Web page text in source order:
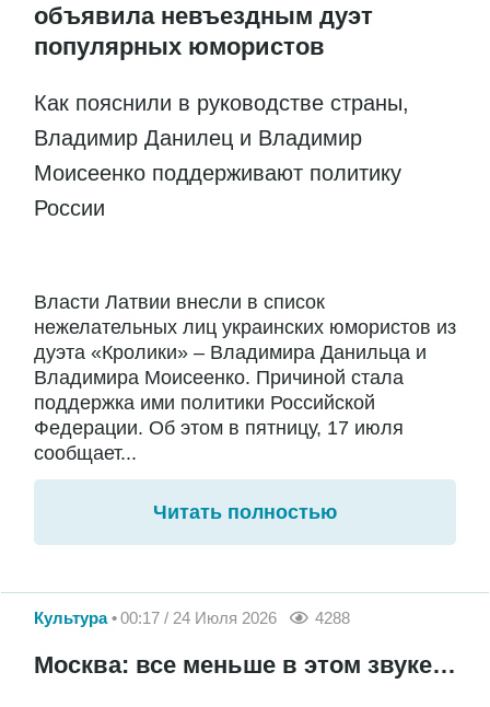
объявила невъездным дуэт
популярных юмористов
Как пояснили в руководстве страны,
Владимир Данилец и Владимир
Моисеенко поддерживают политику
России
Власти Латвии внесли в список
нежелательных лиц украинских юмористов из
дуэта «Кролики» – Владимира Данильца и
Владимира Моисеенко. Причиной стала
поддержка ими политики Российской
Федерации. Об этом в пятницу, 17 июля
сообщает...
Читать полностью
Культура 00:17 / 24 Июля 2026 4288
Москва: все меньше в этом звуке…